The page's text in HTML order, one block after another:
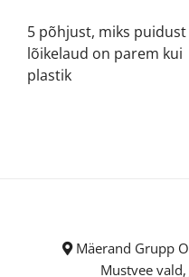
5 põhjust, miks puidust
lõikelaud on parem kui
plastik
Mäerand Grupp
Mustvee